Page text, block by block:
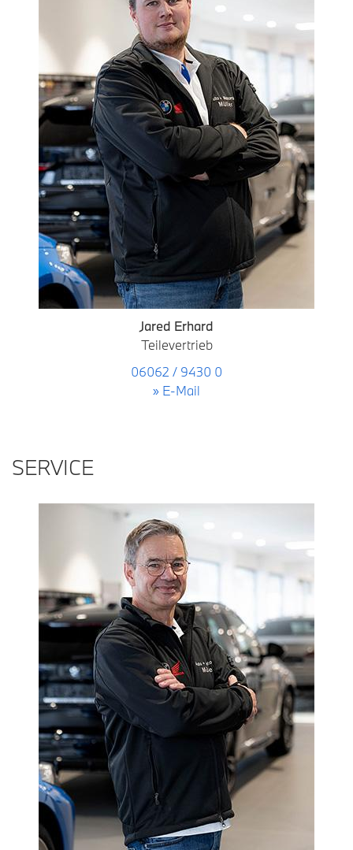
Jared Erhard
Teilevertrieb
06062 / 9430 0
» E-Mail
SERVICE